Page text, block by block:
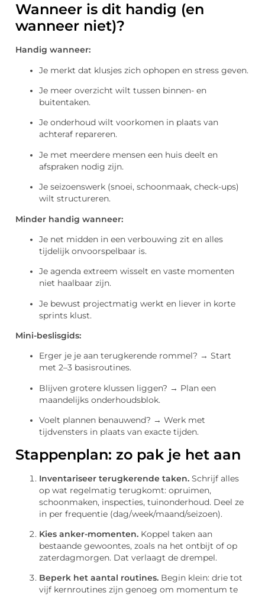
Wanneer is dit handig (en
wanneer niet)?
Handig wanneer:
Je merkt dat klusjes zich ophopen en stress geven.
Je meer overzicht wilt tussen binnen- en
buitentaken.
Je onderhoud wilt voorkomen in plaats van
achteraf repareren.
Je met meerdere mensen een huis deelt en
afspraken nodig zijn.
Je seizoenswerk (snoei, schoonmaak, check-ups)
wilt structureren.
Minder handig wanneer:
Je net midden in een verbouwing zit en alles
tijdelijk onvoorspelbaar is.
Je agenda extreem wisselt en vaste momenten
niet haalbaar zijn.
Je bewust projectmatig werkt en liever in korte
sprints klust.
Mini-beslisgids:
Erger je je aan terugkerende rommel? → Start
met 2–3 basisroutines.
Blijven grotere klussen liggen? → Plan een
maandelijks onderhoudsblok.
Voelt plannen benauwend? → Werk met
tijdvensters in plaats van exacte tijden.
Stappenplan: zo pak je het aan
Inventariseer terugkerende taken. Schrijf alles
op wat regelmatig terugkomt: opruimen,
schoonmaken, inspecties, tuinonderhoud. Deel ze
in per frequentie (dag/week/maand/seizoen).
Kies anker-momenten. Koppel taken aan
bestaande gewoontes, zoals na het ontbijt of op
zaterdagmorgen. Dat verlaagt de drempel.
Beperk het aantal routines. Begin klein: drie tot
vijf kernroutines zijn genoeg om momentum te